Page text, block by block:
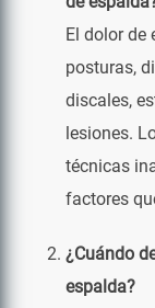
El dolor de
posturas,
discales,
lesiones.
técnicas
factores
¿Cuándo
espalda?